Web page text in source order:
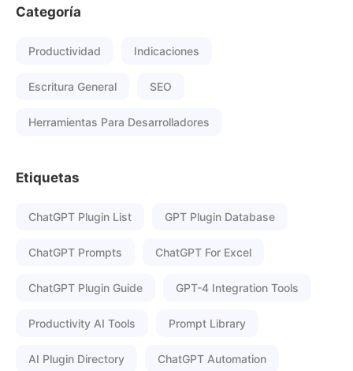
Categoría
Productividad Indicaciones
Escritura General SEO
Herramientas Para Desarrolladores
Etiquetas
ChatGPT Plugin List GPT Plugin Database
ChatGPT Prompts ChatGPT For Excel
ChatGPT Plugin Guide GPT-4 Integration Tools
Productivity AI Tools Prompt Library
AI Plugin Directory ChatGPT Automation